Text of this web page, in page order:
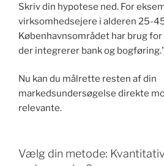
Skriv din hypotese ned. For
virksomhedsejere i alderen 25-
Københavnsområdet har brug
der integrerer bank og
Nu kan du målrette resten af din
markedsundersøgelse direkte
relevante.
Vælg din metode: